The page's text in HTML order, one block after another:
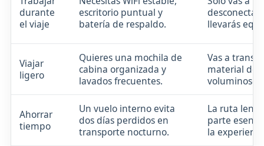
durante
el viaje
escritorio puntual y
batería de respaldo.
desconectar
llevarás
Viajar
ligero
Quieres una mochila de
cabina organizada y
lavados frecuentes.
Vas a
material
voluminoso.
Ahorrar
tiempo
Un vuelo interno evita
dos días perdidos en
transporte nocturno.
La ruta
parte
la